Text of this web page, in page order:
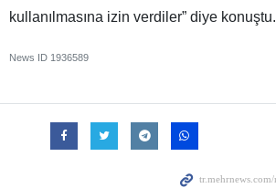
kullanılmasına izin verdiler” diye konuştu.
News ID 1936589